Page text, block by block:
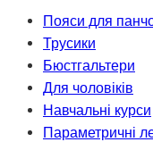
Пояси для
Трусики
Бюстгальтери
Для чоловіків
Навчальні курси
Параметричні